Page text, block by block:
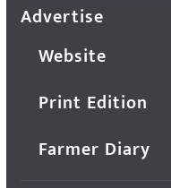
Advertise
Website
Print Edition
Farmer Diary